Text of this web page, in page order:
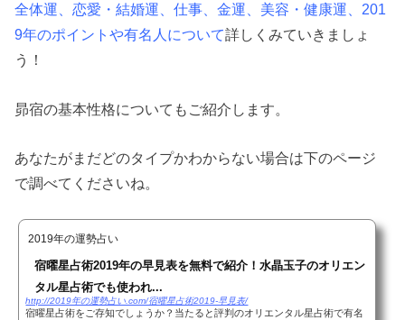
全体運、恋愛・結婚運、仕事、金運、美容・健康運、201
9年のポイントや有名人について詳しくみていきましょ
う！
昴宿の基本性格についてもご紹介します。
あなたがまだどのタイプかわからない場合は下のページ
で調べてくださいね。
2019年の運勢占い
宿曜星占術2019年の早見表を無料で紹介！水晶玉子のオリエン
タル星占術でも使われ...
http://2019年の運勢占い.com/宿曜星占術2019-早見表/
宿曜星占術をご存知でしょうか？当たると評判のオリエンタル星占術で有名